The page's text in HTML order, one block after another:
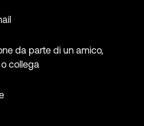
da parte di un amico,
collega